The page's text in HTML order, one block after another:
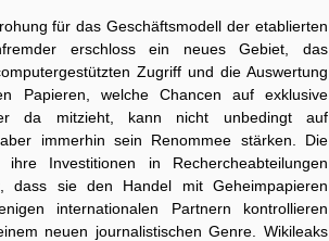
für das Geschäftsmodell der etablierten
erschloss ein neues Gebiet, das
Zugriff und die Auswertung
Papieren, welche Chancen auf exklusive
da mitzieht, kann nicht unbedingt auf
immerhin sein Renommee stärken. Die
Investitionen in Rechercheabteilungen
dass sie den Handel mit Geheimpapieren
internationalen Partnern kontrollieren
neuen journalistischen Genre. Wikileaks